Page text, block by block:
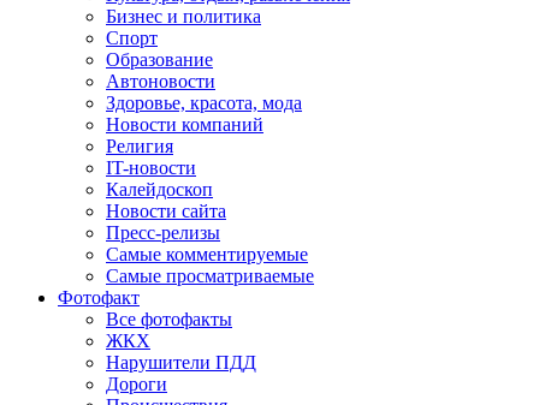
Бизнес и политика
Спорт
Образование
Автоновости
Здоровье, красота, мода
Новости компаний
Религия
IT-новости
Калейдоскоп
Новости сайта
Пресс-релизы
Самые комментируемые
Самые просматриваемые
Фотофакт
Все фотофакты
ЖКХ
Нарушители ПДД
Дороги